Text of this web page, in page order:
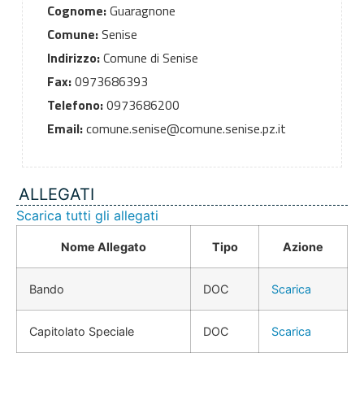
Cognome:Guaragnone
Comune:Senise
Indirizzo:Comune di Senise
Fax:0973686393
Telefono:0973686200
Email:comune.senise@comune.senise.pz.it
ALLEGATI
Scarica tutti gli allegati
Nome Allegato Tipo Azione
Bando DOC Scarica
Capitolato Speciale DOC Scarica